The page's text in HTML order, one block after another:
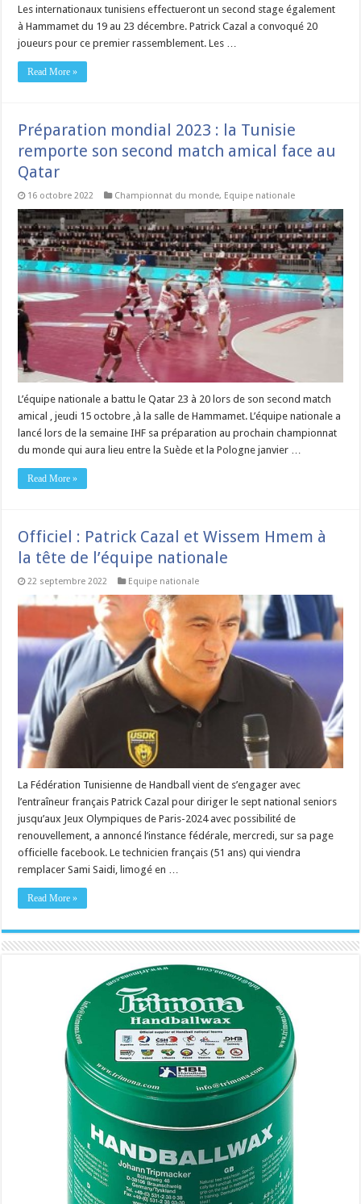
Les internationaux tunisiens effectueront un second stage également
à Hammamet du 19 au 23 décembre. Patrick Cazal a convoqué 20
joueurs pour ce premier rassemblement. Les …
Read More »
Préparation mondial 2023 : la Tunisie
remporte son second match amical face au
Qatar
16 octobre 2022 Championnat du monde, Equipe nationale
L’équipe nationale a battu le Qatar 23 à 20 lors de son second match
amical , jeudi 15 octobre ,à la salle de Hammamet. L’équipe nationale a
lancé lors de la semaine IHF sa préparation au prochain championnat
du monde qui aura lieu entre la Suède et la Pologne janvier …
Read More »
Officiel : Patrick Cazal et Wissem Hmem à
la tête de l’équipe nationale
22 septembre 2022 Equipe nationale
La Fédération Tunisienne de Handball vient de s’engager avec
l’entraîneur français Patrick Cazal pour diriger le sept national seniors
jusqu’aux Jeux Olympiques de Paris-2024 avec possibilité de
renouvellement, a annoncé l’instance fédérale, mercredi, sur sa page
officielle facebook. Le technicien français (51 ans) qui viendra
remplacer Sami Saidi, limogé en …
Read More »